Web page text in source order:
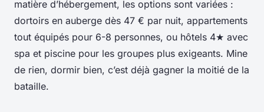
matière d’hébergement, les options sont variées :
dortoirs en auberge dès 47 € par nuit, appartements
tout équipés pour 6-8 personnes, ou hôtels 4★ avec
spa et piscine pour les groupes plus exigeants. Mine
de rien, dormir bien, c’est déjà gagner la moitié de la
bataille.